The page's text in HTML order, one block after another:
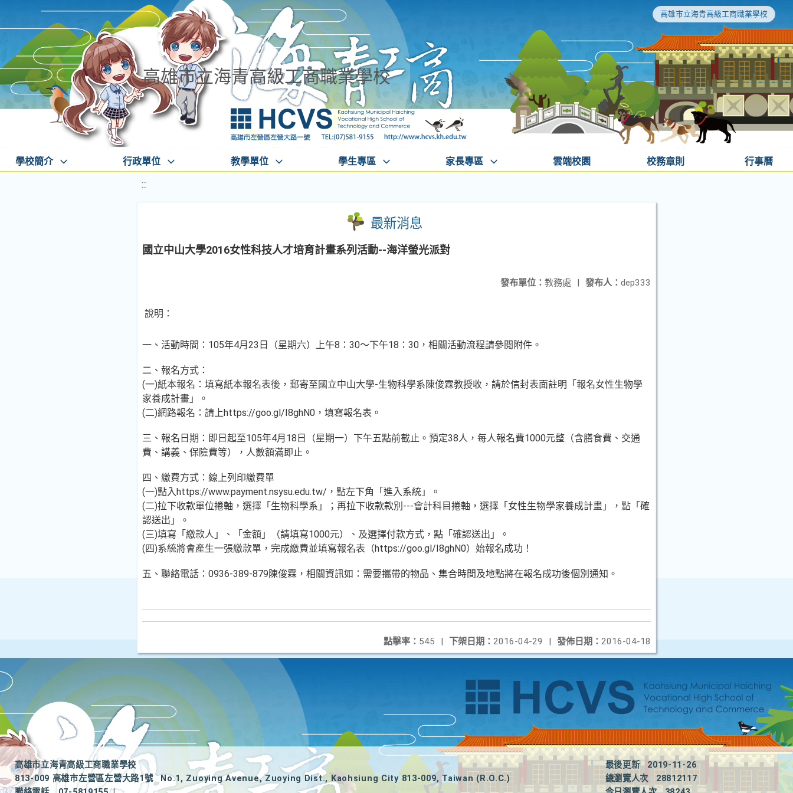
高雄市立海青高級工商職業學校
高雄市立海青高級工商職業學校
學校簡介 行政單位 教學單位 學生專區 家長專區 雲端校園 校務章則 行事曆
:::
最新消息
國立中山大學2016女性科技人才培育計畫系列活動--海洋螢光派對
發布人： dep333
發布單位： 教務處 |
說明：
一、活動時間：105年4月23日（星期六）上午8：30～下午18：30，相關活動流程請參閱附件。
二、報名方式：
(一)紙本報名：填寫紙本報名表後，郵寄至國立中山大學-生物科學系陳俊霖教授收，請於信封表面註明「報名女性生物學
家養成計畫」。
(二)網路報名：請上https://goo.gl/I8ghN0，填寫報名表。
三、報名日期：即日起至105年4月18日（星期一）下午五點前截止。預定38人，每人報名費1000元整（含膳食費、交通
費、講義、保險費等），人數額滿即止。
四、繳費方式：線上列印繳費單
(一)點入https://www.payment.nsysu.edu.tw/，點左下角「進入系統」。
(二)拉下收款單位捲軸，選擇「生物科學系」；再拉下收款款別---會計科目捲軸，選擇「女性生物學家養成計畫」，點「確
認送出」。
(三)填寫「繳款人」、「金額」（請填寫1000元）、及選擇付款方式，點「確認送出」。
(四)系統將會產生一張繳款單，完成繳費並填寫報名表（https://goo.gl/I8ghN0）始報名成功！
五、聯絡電話：0936-389-879陳俊霖，相關資訊如：需要攜帶的物品、集合時間及地點將在報名成功後個別通知。
發佈日期： 2016-04-18
下架日期： 2016-04-29 |
點擊率： 545 |
高雄市立海青高級工商職業學校
813-009 高雄市左營區左營大路1號
No.1, Zuoying Avenue, Zuoying Dist., Kaohsiung City 813-009, Taiwan (R.O.C.)
最後更新
2019-11-26
總瀏覽人次
28812117